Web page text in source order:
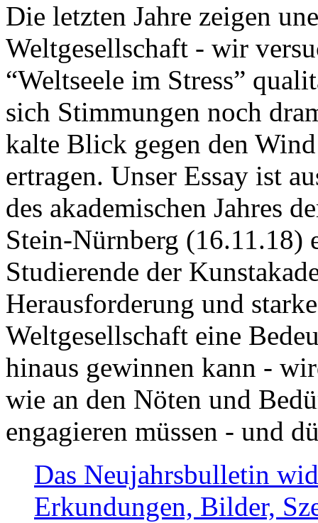
Die letzten Jahre zeigen
Weltgesellschaft - wir
“Weltseele im Stress”
sich Stimmungen noch
kalte Blick gegen den
ertragen. Unser Essay ist
des akademischen Jahres
Stein-Nürnberg (16.11.18)
Studierende der
Herausforderung und
Weltgesellschaft eine
hinaus gewinnen kann -
wie an den Nöten und
engagieren müssen - und
Das Neujahrsbulletin
Erkundungen, Bilder,